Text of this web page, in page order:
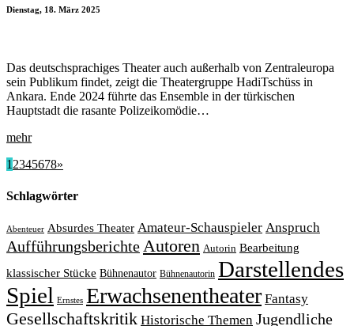
Dienstag, 18. März 2025
Das deutschsprachiges Theater auch außerhalb von Zentraleuropa
sein Publikum findet, zeigt die Theatergruppe HadiTschüss in
Ankara. Ende 2024 führte das Ensemble in der türkischen
Hauptstadt die rasante Polizeikomödie…
mehr
12345678»
Schlagwörter
Abenteuer Absurdes Theater Amateur-Schauspieler Anspruch
Aufführungsberichte Autoren Autorin Bearbeitung
klassischer Stücke Bühnenautor Bühnenautorin Darstellendes
Spiel Ernstes Erwachsenentheater Fantasy
Gesellschaftskritik Historische Themen Jugendliche